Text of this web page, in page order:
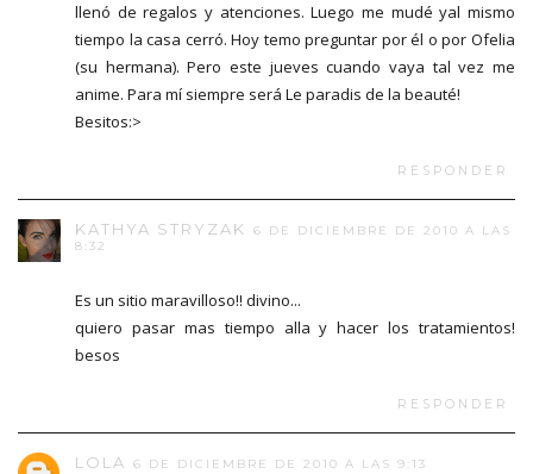
llenó de regalos y atenciones. Luego me mudé yal mismo
tiempo la casa cerró. Hoy temo preguntar por él o por Ofelia
(su hermana). Pero este jueves cuando vaya tal vez me
anime. Para mí siempre será Le paradis de la beauté!
Besitos:>
RESPONDER
KATHYA STRYZAK
6 DE DICIEMBRE DE 2010 A LAS
8:32
Es un sitio maravilloso!! divino...
quiero pasar mas tiempo alla y hacer los tratamientos!
besos
RESPONDER
LOLA 6 DE DICIEMBRE DE 2010 A LAS 9:13